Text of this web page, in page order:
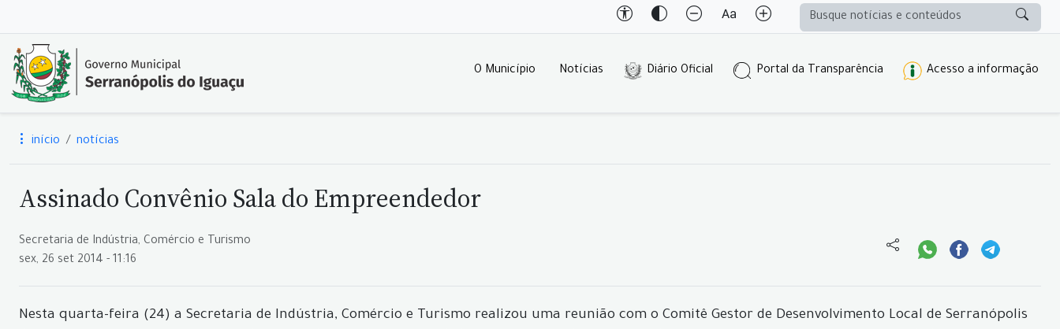
O Município Notícias Diário Oficial Portal da Transparência Acesso a informação
início notícias
Assinado Convênio Sala do Empreendedor
Secretaria de Indústria, Comércio e Turismo
sex, 26 set 2014 - 11:16
Nesta quarta-feira (24) a Secretaria de Indústria, Comércio e Turismo realizou uma reunião com o Comitê Gestor de Desenvolvimento Local de Serranópolis